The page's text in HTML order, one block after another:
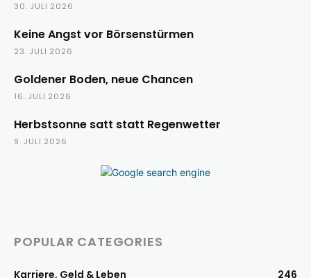
30. JULI 2026
Keine Angst vor Börsenstürmen
23. JULI 2026
Goldener Boden, neue Chancen
16. JULI 2026
Herbstsonne satt statt Regenwetter
9. JULI 2026
POPULAR CATEGORIES
Karriere, Geld & Leben
246